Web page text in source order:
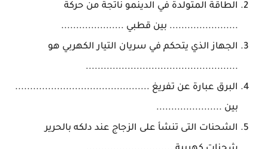
الطاقة المتولدة في الدينمو ناتجة من حركة
....................... بين قطبي .....................
الجهاز الذي يتحكم في سريان التيار الكهربي هو
...................................................
البرق عبارة عن تفريغ .............................................
بين ......................
الشحنات التى تنشأ على الزجاج عند دلكه بالحرير